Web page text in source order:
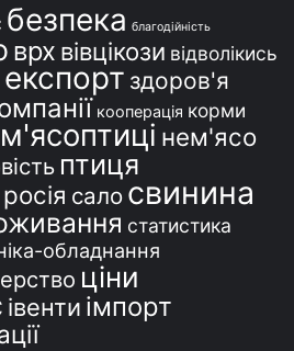
безпека благодійність
врх вівцікози відволікись
експорт здоров'я
кооперація корми
м'ясоптиці нем'ясо
птиця
росія сало свинина
статистика
обладнання
ціни
івенти імпорт